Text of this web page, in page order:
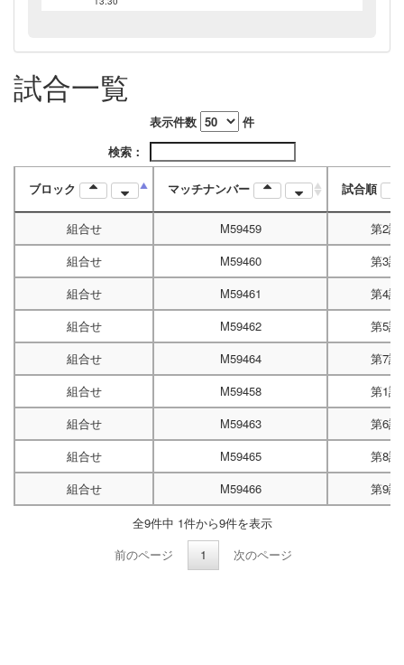
12:30
試合一覧
表示件数
件
検索：
ブロック マッチナンバー 試合順
組合せ M59459
第2試
組合せ
M59460
第3試
組合せ
M59461
第4試
組合せ
M59462
第5試
組合せ
M59464
第7試
組合せ
M59458
第1試
組合せ
M59463
第6試
組合せ
M59465
第8試
組合せ
M59466
第9試
全9件中 1件から9件を表示
前のページ
1 次のページ